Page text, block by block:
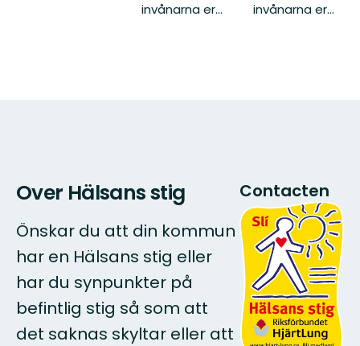
invånarna er...
invånarna er...
Over Hälsans stig
Önskar du att din kommun
har en Hälsans stig eller
har du synpunkter på
befintlig stig så som att
det saknas skyltar eller att
Contacten